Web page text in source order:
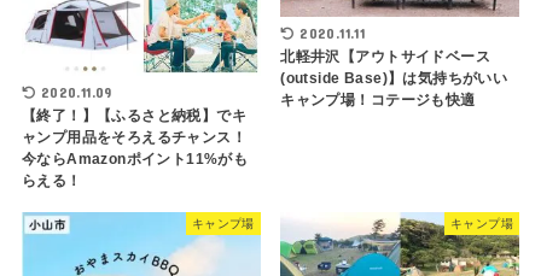
2020.11.09
【終了！】【ふるさと納税】でキ
ャンプ用品をそろえるチャンス！
今ならAmazonポイント11%がも
らえる！
2020.11.11
北軽井沢【アウトサイドベース
(outside Base)】は気持ちがいい
キャンプ場！コテージも快適
キャンプ場 キャンプ場